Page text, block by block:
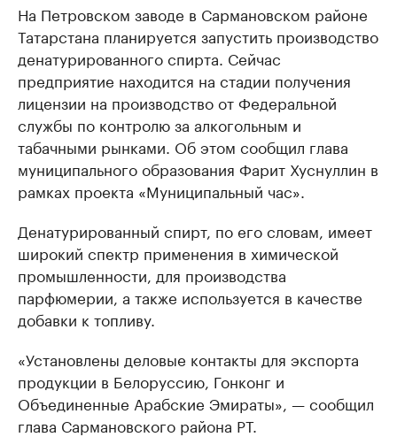
На Петровском заводе в Сармановском районе
Татарстана планируется запустить производство
денатурированного спирта. Сейчас
предприятие находится на стадии получения
лицензии на производство от Федеральной
службы по контролю за алкогольным и
табачными рынками. Об этом сообщил глава
муниципального образования Фарит Хуснуллин в
рамках проекта «Муниципальный час».
Денатурированный спирт, по его словам, имеет
широкий спектр применения в химической
промышленности, для производства
парфюмерии, а также используется в качестве
добавки к топливу.
«Установлены деловые контакты для экспорта
продукции в Белоруссию, Гонконг и
Объединенные Арабские Эмираты», — сообщил
глава Сармановского района РТ.